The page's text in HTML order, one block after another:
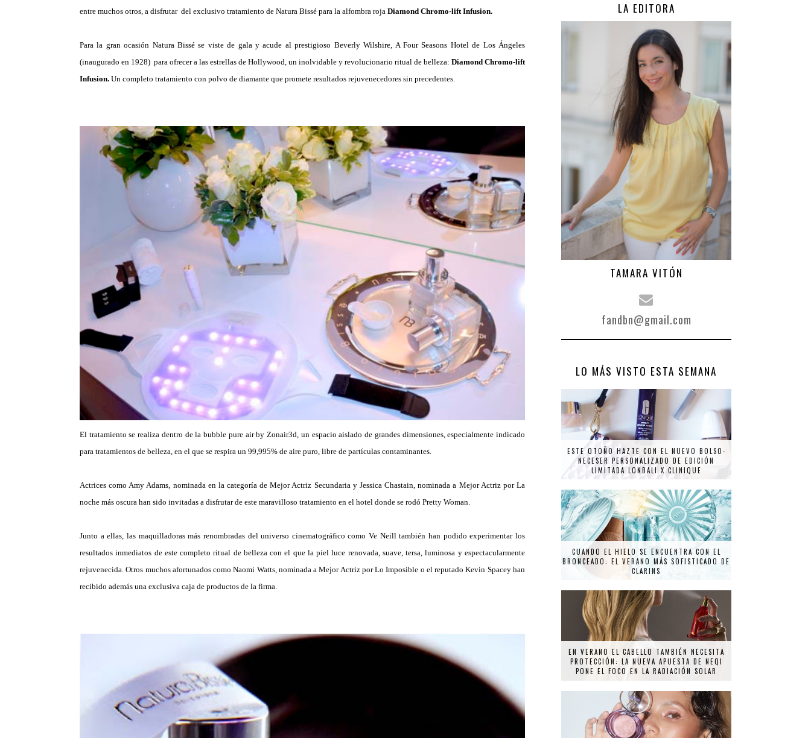
entre muchos otros, a disfrutar del exclusivo tratamiento de Natura Bissé para la alfombra roja Diamond Chromo-lift Infusion.
Para la gran ocasión Natura Bissé se viste de gala y acude al prestigioso Beverly Wilshire, A Four Seasons Hotel de Los Ángeles
(inaugurado en 1928) para ofrecer a las estrellas de Hollywood, un inolvidable y revolucionario ritual de belleza: Diamond Chromo-lift
Infusion. Un completo tratamiento con polvo de diamante que promete resultados rejuvenecedores sin precedentes.
El tratamiento se realiza dentro de la bubble pure air by Zonair3d, un espacio aislado de grandes dimensiones, especialmente indicado
para tratamientos de belleza, en el que se respira un 99,995% de aire puro, libre de partículas contaminantes.
Actrices como Amy Adams, nominada en la categoría de Mejor Actriz Secundaria y Jessica Chastain, nominada a Mejor Actriz por La
noche más oscura han sido invitadas a disfrutar de este maravilloso tratamiento en el hotel donde se rodó Pretty Woman.
Junto a ellas, las maquilladoras más renombradas del universo cinematográfico como Ve Neill también han podido experimentar los
resultados inmediatos de este completo ritual de belleza con el que la piel luce renovada, suave, tersa, luminosa y espectacularmente
rejuvenecida. Otros muchos afortunados como Naomi Watts, nominada a Mejor Actriz por Lo Imposible o el reputado Kevin Spacey han
recibido además una exclusiva caja de productos de la firma.
LA EDITORA
TAMARA VITÓN
fandbn@gmail.com
LO MÁS VISTO ESTA SEMANA
ESTE OTOÑO HAZTE CON EL NUEVO BOLSO-
NECESER PERSONALIZADO DE EDICIÓN
LIMITADA LONBALI X CLINIQUE
CUANDO EL HIELO SE ENCUENTRA CON EL
BRONCEADO: EL VERANO MÁS SOFISTICADO DE
CLARINS
EN VERANO EL CABELLO TAMBIÉN NECESITA
PROTECCIÓN: LA NUEVA APUESTA DE NEQI
PONE EL FOCO EN LA RADIACIÓN SOLAR